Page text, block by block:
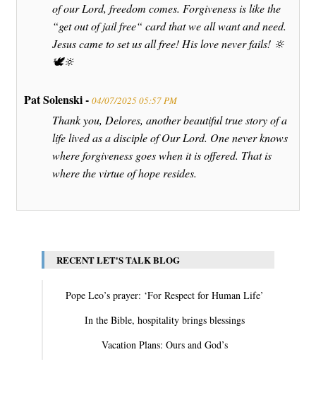
of our Lord, freedom comes. Forgiveness is like the
“get out of jail free“ card that we all want and need.
Jesus came to set us all free! His love never fails! 🔆
🕊🔆
Pat Solenski - 04/07/2025 05:57 PM
Thank you, Delores, another beautiful true story of a
life lived as a disciple of Our Lord. One never knows
where forgiveness goes when it is offered. That is
where the virtue of hope resides.
RECENT LET'S TALK BLOG
Pope Leo’s prayer: ‘For Respect for Human Life’
In the Bible, hospitality brings blessings
Vacation Plans: Ours and God’s